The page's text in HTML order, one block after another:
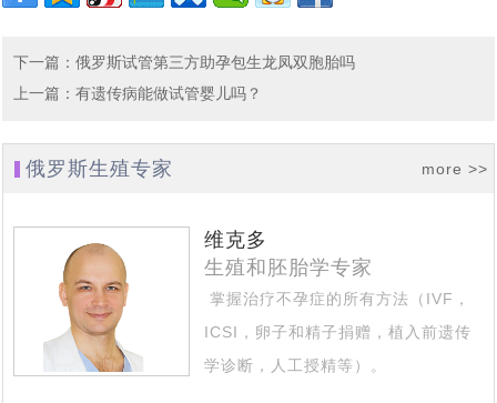
同 [2021-09-06]
赴俄28天费用16万，俄罗斯试管婴儿让单身人士老有所依
[2021-08-27]
真实案例实操：教你如何给俄罗斯试管婴儿代怀孕出生的
不同 [2021-07-22]
2021年俄罗斯DY求子成功，现在就去莫斯科接我试管婴
单身求子做俄罗斯试管婴儿最佳方式是什么：自费还是免
费，区别有哪些？ [2021-07-06]
俄罗斯公布最新有关出入境的1745号政府令，中国公民可
以入境了 [2021-07-04]
俄罗斯试管婴儿代怀孕妈妈价格多少，代妈助孕只是为经
济报酬吗 [2021-06-24]
莫斯科法庭：精卵捐赠，对父母的认定是这样判的
[2021-06-07]
俄罗斯医生整理了一幅现代女性的画像：聪明，肥胖，少
下一篇 ：俄罗斯试管第三方助孕包生龙凤双胞胎吗
上一篇 ：有遗传病能做试管婴儿吗？
俄罗斯生殖专家 more >>
维克多
生殖和胚胎学专家
掌握治疗不孕症的所有方法（IVF，
ICSI，卵子和精子捐赠，植入前遗传
学诊断，人工授精等）。